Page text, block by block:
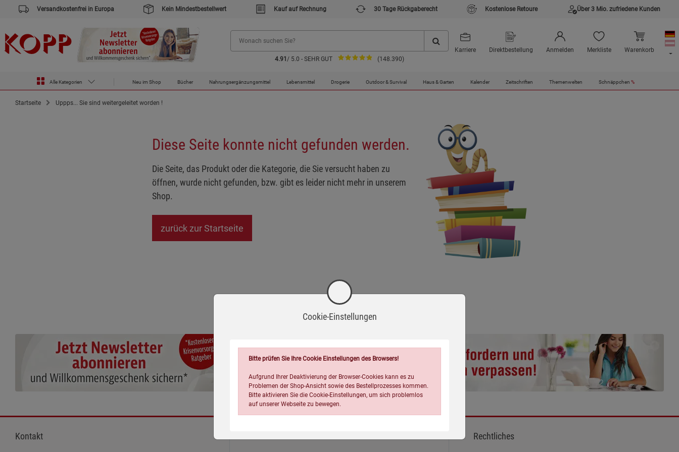
Versandkostenfrei in Europa Kein Mindestbestellwert Kauf auf Rechnung 30 Tage Rückgaberecht Kostenlose Retoure Über 3 Mio. zufriedene Kunden
4.91 / 5.0 - SEHR GUT (148.390)
Karriere Direktbestellung Anmelden Merkliste Warenkorb
Alle Kategorien Neu im Shop Bücher Nahrungsergänzungsmittel Lebensmittel Drogerie Outdoor & Survival Haus & Garten Kalender Zeitschriften Themenwelten Schnäppchen %
Startseite Uppps... Sie sind weitergeleitet worden !
Diese Seite konnte nicht gefunden werden.
Die Seite, das Produkt oder die Kategorie, die Sie versucht haben zu
öffnen, wurde nicht gefunden, bzw. gibt es leider nicht mehr in unserem
Shop.
zurück zur Startseite
Kontakt Rechtliches
Cookie-Einstellungen
Bitte prüfen Sie Ihre Cookie Einstellungen des Browsers!
Aufgrund Ihrer Deaktivierung der Browser-Cookies kann es zu
Problemen der Shop-Ansicht sowie des Bestellprozesses kommen.
Bitte aktivieren Sie die Cookie-Einstellungen, um sich problemlos
auf unserer Webseite zu bewegen.